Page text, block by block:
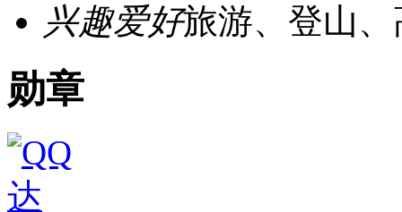
兴趣爱好旅游、登山
勋章